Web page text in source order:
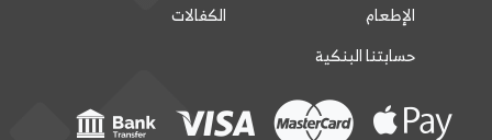
الإطعام
الكفالات
حسابتنا البنكية